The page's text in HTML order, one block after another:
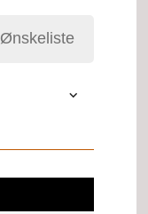
Ønskeliste